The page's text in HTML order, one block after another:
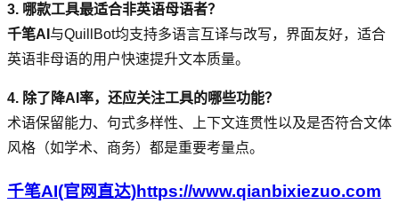
3. 哪款工具最适合非英语母语者？
千笔AI 与QuillBot均支持多语言互译与改写，界面友好，适合
英语非母语的用户快速提升文本质量。
4. 除了降AI率，还应关注工具的哪些功能？
术语保留能力、句式多样性、上下文连贯性以及是否符合文体
风格（如学术、商务）都是重要考量点。
千笔AI(官网直达)https://www.qianbixiezuo.com